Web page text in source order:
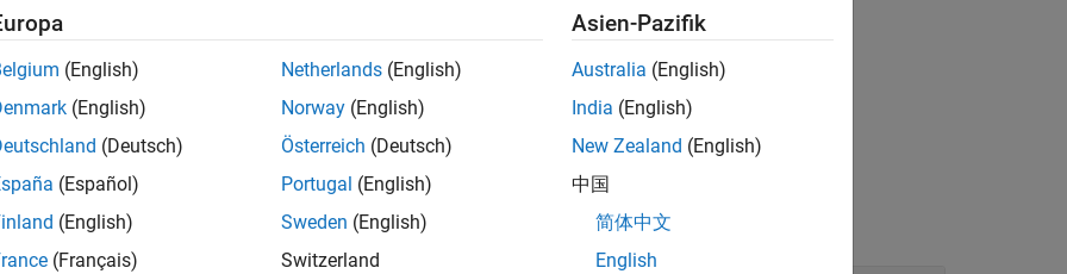
app ,filename loads the Model Advisor configuration fromfilename.
Arguments
all
(English)
(English)
(Deutsch)
(Español)
(English)
(Français)
Netherlands (English)
Norway (English)
Österreich (Deutsch)
Portugal (English)
Sweden (English)
Switzerland
Asien-Pazifik
Australia (English)
India (English)
New Zealand (English)
中国
简体中文
English